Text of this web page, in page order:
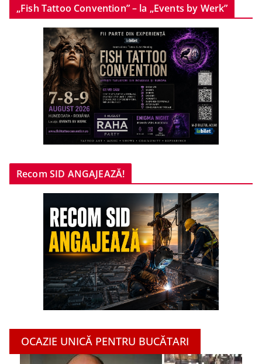
„Fish Tattoo Convention” – la „Events by Werk”
Recom SID ANGAJEAZĂ!
OCAZIE UNICĂ PENTRU BUCĂTARI